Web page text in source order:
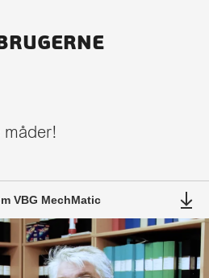
måder!
VBG MechMatic